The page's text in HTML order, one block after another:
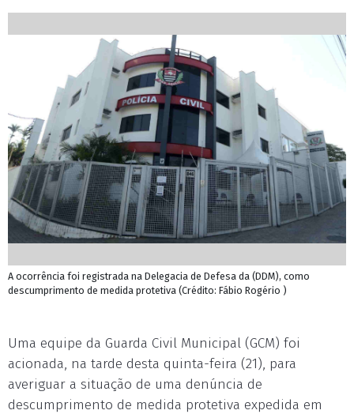
A ocorrência foi registrada na Delegacia de Defesa da (DDM), como
descumprimento de medida protetiva (Crédito: Fábio Rogério )
Uma equipe da Guarda Civil Municipal (GCM) foi
acionada, na tarde desta quinta-feira (21), para
averiguar a situação de uma denúncia de
descumprimento de medida protetiva expedida em